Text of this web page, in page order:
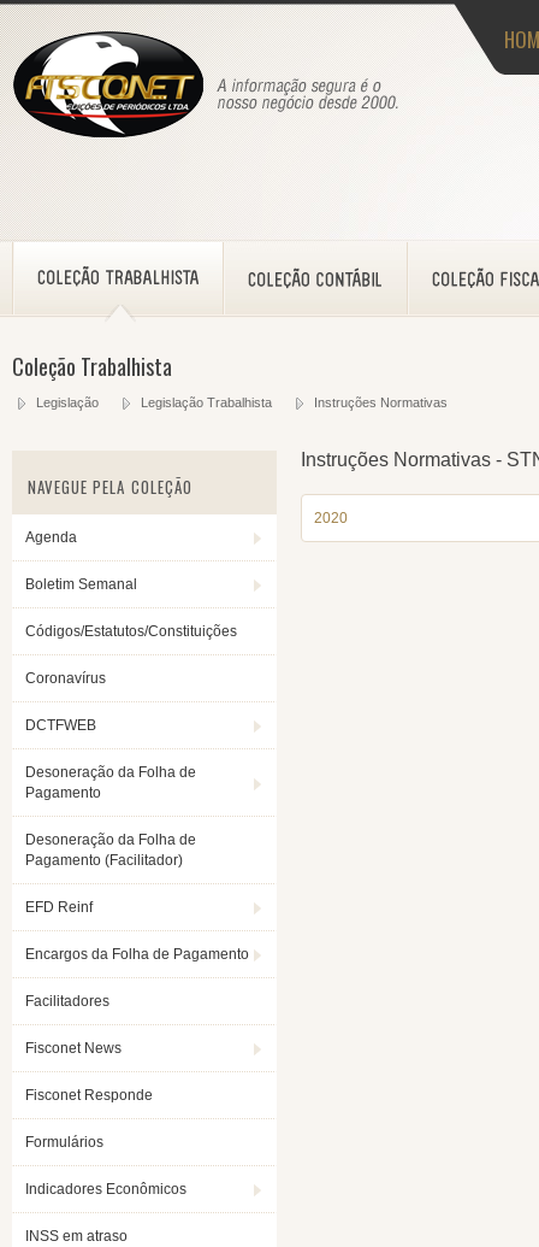
Coleção Trabalhista
Legislação Legislação Trabalhista Instruções Normativas
NAVEGUE PELA COLEÇÃO
Agenda
Boletim Semanal
Códigos/Estatutos/Constituições
Coronavírus
DCTFWEB
Desoneração da Folha de
Pagamento
Desoneração da Folha de
Pagamento (Facilitador)
EFD Reinf
Encargos da Folha de Pagamento
Facilitadores
Fisconet News
Fisconet Responde
Formulários
Indicadores Econômicos
INSS em atraso
Instruções Normativas -
2020